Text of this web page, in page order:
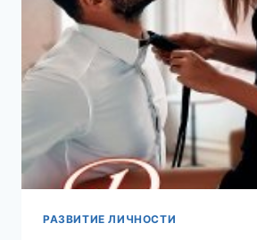
РАЗВИТИЕ ЛИЧНОСТИ